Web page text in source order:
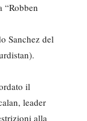
Sanchez del
il
leader
alla